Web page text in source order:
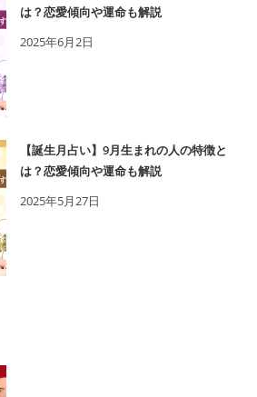
は？恋愛傾向や運命も解説
2025年6月2日
【誕生月占い】9月生まれの人の特徴と
は？恋愛傾向や運命も解説
2025年5月27日